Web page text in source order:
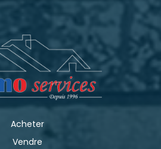
Acheter
Vendre